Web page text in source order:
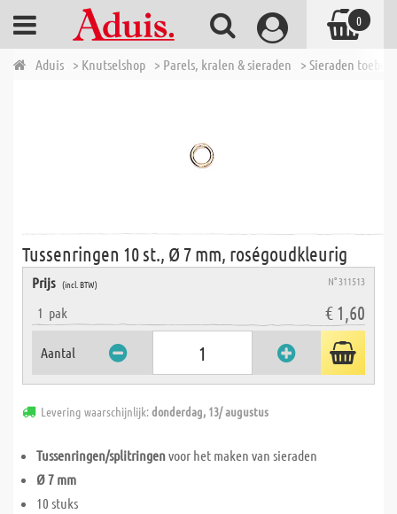
Aduis > Knutselshop > Parels, kralen & sieraden > Sieraden
Tussenringen 10 st., Ø 7 mm, roségoudkleurig
Prijs (incl. BTW) N° 311513
1 pak € 1,60
Aantal
Levering waarschijnlijk:donderdag, 13/ augustus
Tussenringen/splitringenvoor het maken van sieraden
Ø 7 mm
10 stuks
0